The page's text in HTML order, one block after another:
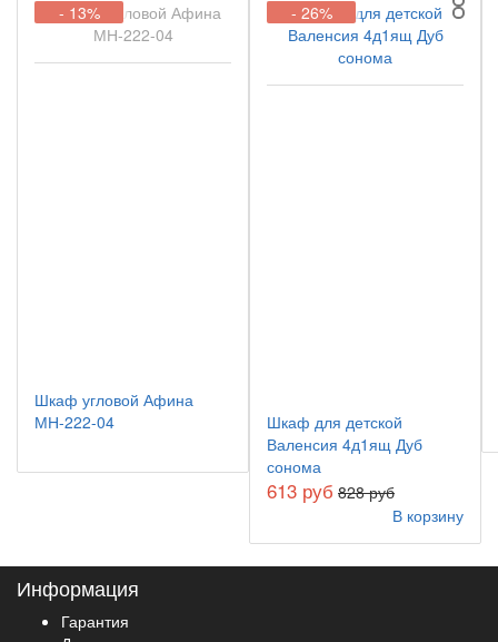
- 13%
Шкаф угловой Афина
МН-222-04
- 26%
Шкаф для детской
Валенсия 4д1ящ Дуб
сонома
613 руб 828 руб
В корзину
Информация
Гарантия